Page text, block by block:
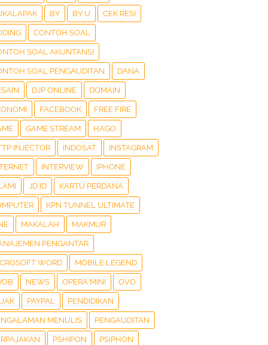
BY BY U CEK RESI
CONTOH SOAL
SOAL AKUNTANSI
SOAL PENGAUDITAN DANA
DJP ONLINE DOMAIN
FACEBOOK FREE FIRE
GAME STREAM HAGO
INJECTOR INDOSAT INSTAGRAM
INTERVIEW IPHONE
JD ID KARTU PERDANA
KPN TUNNEL ULTIMATE
MAKALAH MAKMUR
PENGANTAR
WORD MOBILE LEGEND
NEWS OPERA MINI OVO
PAYPAL PENDIDIKAN
MENULIS PENGAUDITAN
PSHIPON PSIPHON